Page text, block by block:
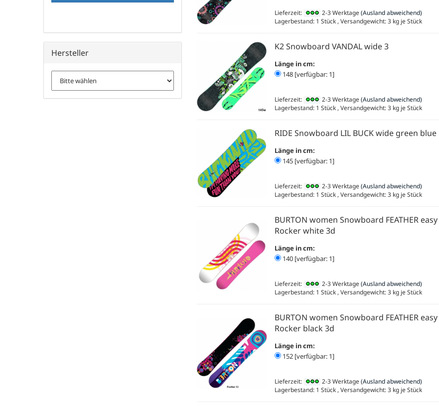
Lieferzeit: 2-3 Werktage (Ausland abweichend)
Lagerbestand: 1 Stück , Versandgewicht:3kg je Stück
K2 Snowboard VANDAL wide 3
Länge in cm:
148 [verfügbar: 1]
Lieferzeit: 2-3 Werktage (Ausland abweichend)
Lagerbestand: 1 Stück , Versandgewicht:3kg je Stück
RIDE Snowboard LIL BUCK wide green blue
Länge in cm:
145 [verfügbar: 1]
Lieferzeit: 2-3 Werktage (Ausland abweichend)
Lagerbestand: 1 Stück , Versandgewicht:3kg je Stück
BURTON women Snowboard FEATHER easy
Rocker white 3d
Länge in cm:
140 [verfügbar: 1]
Lieferzeit: 2-3 Werktage (Ausland abweichend)
Lagerbestand: 1 Stück , Versandgewicht:3kg je Stück
BURTON women Snowboard FEATHER easy
Rocker black 3d
Länge in cm:
152 [verfügbar: 1]
Lieferzeit: 2-3 Werktage (Ausland abweichend)
Lagerbestand: 1 Stück , Versandgewicht:3kg je Stück
Hersteller